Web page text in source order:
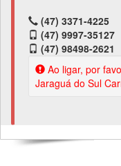
(47) 3371-4225
(47) 9997-35127
(47) 98498-2621
Ao ligar, por
Jaraguá do Sul